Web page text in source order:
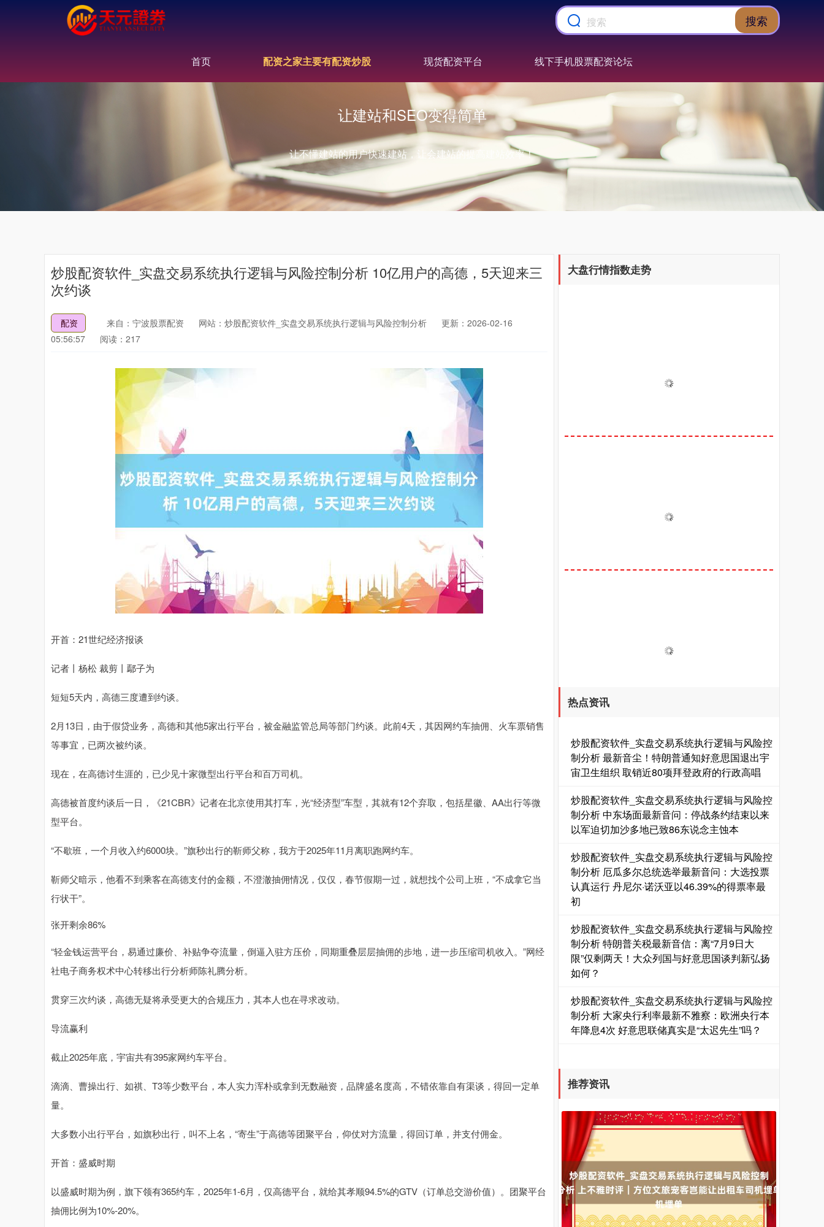
搜索
首页 配资之家主要有配资炒股 现货配资平台 线下手机股票配资论坛
让建站和SEO变得简单
让不懂建站的用户快速建站，让会建站的提高建站效率！
炒股配资软件_实盘交易系统执行逻辑与风险控制分析 10亿用户的高德，5天迎来三
次约谈
配资 来自：宁波股票配资 网站：炒股配资软件_实盘交易系统执行逻辑与风险控制分析
更新：2026-02-16
05:56:57
阅读：217
开首：21世纪经济报谈
记者丨杨松 裁剪丨鄢子为
短短5天内，高德三度遭到约谈。
2月13日，由于假贷业务，高德和其他5家出行平台，被金融监管总局等部门约谈。此前4天，其因网约车抽佣、火车票销售
等事宜，已两次被约谈。
现在，在高德讨生涯的，已少见十家微型出行平台和百万司机。
高德被首度约谈后一日，《21CBR》记者在北京使用其打车，光“经济型”车型，其就有12个弃取，包括星徽、AA出行等微
型平台。
“不歇班，一个月收入约6000块。”旗秒出行的靳师父称，我方于2025年11月离职跑网约车。
靳师父暗示，他看不到乘客在高德支付的金额，不澄澈抽佣情况，仅仅，春节假期一过，就想找个公司上班，“不成拿它当
行状干”。
张开剩余86%
“轻金钱运营平台，易通过廉价、补贴争夺流量，倒逼入驻方压价，同期重叠层层抽佣的步地，进一步压缩司机收入。”网经
社电子商务权术中心转移出行分析师陈礼腾分析。
贯穿三次约谈，高德无疑将承受更大的合规压力，其本人也在寻求改动。
导流赢利
截止2025年底，宇宙共有395家网约车平台。
滴滴、曹操出行、如祺、T3等少数平台，本人实力浑朴或拿到无数融资，品牌盛名度高，不错依靠自有渠谈，得回一定单
量。
大多数小出行平台，如旗秒出行，叫不上名，“寄生”于高德等团聚平台，仰仗对方流量，得回订单，并支付佣金。
开首：盛威时期
以盛威时期为例，旗下领有365约车，2025年1-6月，仅高德平台，就给其孝顺94.5%的GTV（订单总交游价值）。团聚平台
抽佣比例为10%-20%。
大盘行情指数走势
热点资讯
炒股配资软件_实盘交易系统执行逻辑与风险控
制分析 最新音尘！特朗普通知好意思国退出宇
宙卫生组织 取销近80项拜登政府的行政高唱
炒股配资软件_实盘交易系统执行逻辑与风险控
制分析 中东场面最新音问：停战条约结束以来
以军迫切加沙多地已致86东说念主蚀本
炒股配资软件_实盘交易系统执行逻辑与风险控
制分析 厄瓜多尔总统选举最新音问：大选投票
认真运行 丹尼尔·诺沃亚以46.39%的得票率最
初
炒股配资软件_实盘交易系统执行逻辑与风险控
制分析 特朗普关税最新音信：离“7月9日大
限”仅剩两天！大众列国与好意思国谈判新弘扬
如何？
炒股配资软件_实盘交易系统执行逻辑与风险控
制分析 大家央行利率最新不雅察：欧洲央行本
年降息4次 好意思联储真实是“太迟先生”吗？
推荐资讯